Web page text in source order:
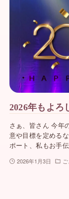
2026年もよろ
さぁ、皆さん 今年
意や目標を定める
ポート、私もお手
2026年1月3日